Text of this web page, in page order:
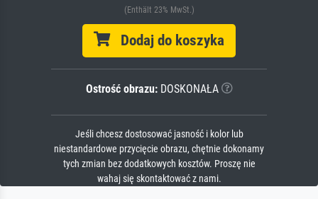
(Enthält 23% MwSt.)
Dodaj do koszyka
Ostrość obrazu:DOSKONAŁA
Jeśli chcesz dostosować jasność i kolor lub
niestandardowe przycięcie obrazu, chętnie dokonamy
tych zmian bez dodatkowych kosztów. Proszę nie
wahaj się skontaktować z nami.